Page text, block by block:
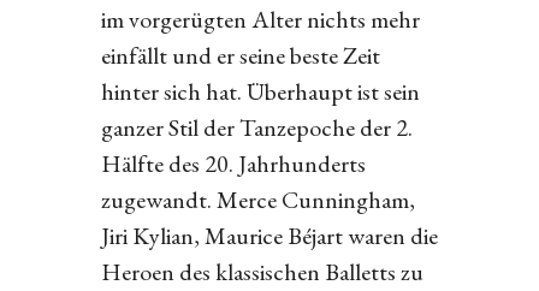
im vorgerügten Alter nichts mehr
einfällt und er seine beste Zeit
hinter sich hat. Überhaupt ist sein
ganzer Stil der Tanzepoche der 2.
Hälfte des 20. Jahrhunderts
zugewandt. Merce Cunningham,
Jiri Kylian, Maurice Béjart waren die
Heroen des klassischen Balletts zu